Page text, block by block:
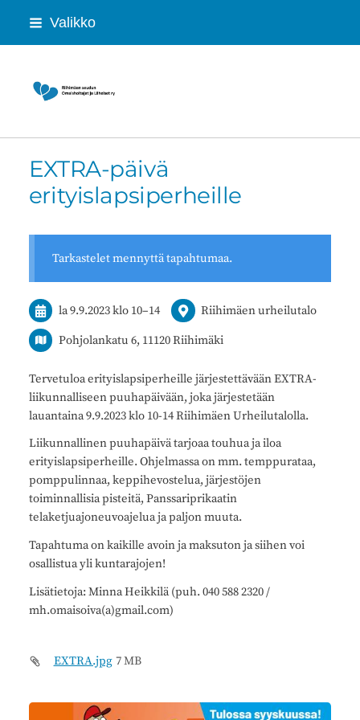
Siirry
Valikko
Riihimäen seudun Omaishoitajat ja
EXTRA-päivä
erityislapsiperheille
Tarkastelet mennyttä tapahtumaa.
la 9.9.2023klo 10–14
Riihimäen urheilutalo
Pohjolankatu 6, 11120 Riihimäki
Tervetuloa erityislapsiperheille järjestettävään EXTRA-
liikunnalliseen puuhapäivään, joka järjestetään
lauantaina 9.9.2023 klo 10-14 Riihimäen Urheilutalolla.
Liikunnallinen puuhapäivä tarjoaa touhua ja iloa
erityislapsiperheille. Ohjelmassa on mm. temppurataa,
pomppulinnaa, keppihevostelua, järjestöjen
toiminnallisia pisteitä, Panssariprikaatin
telaketjuajoneuvoajelua ja paljon muuta.
Tapahtuma on kaikille avoin ja maksuton ja siihen voi
osallistua yli kuntarajojen!
Lisätietoja: Minna Heikkilä (puh. 040 588 2320 /
mh.omaisoiva(a)gmail.com)
EXTRA.jpg 7 MB